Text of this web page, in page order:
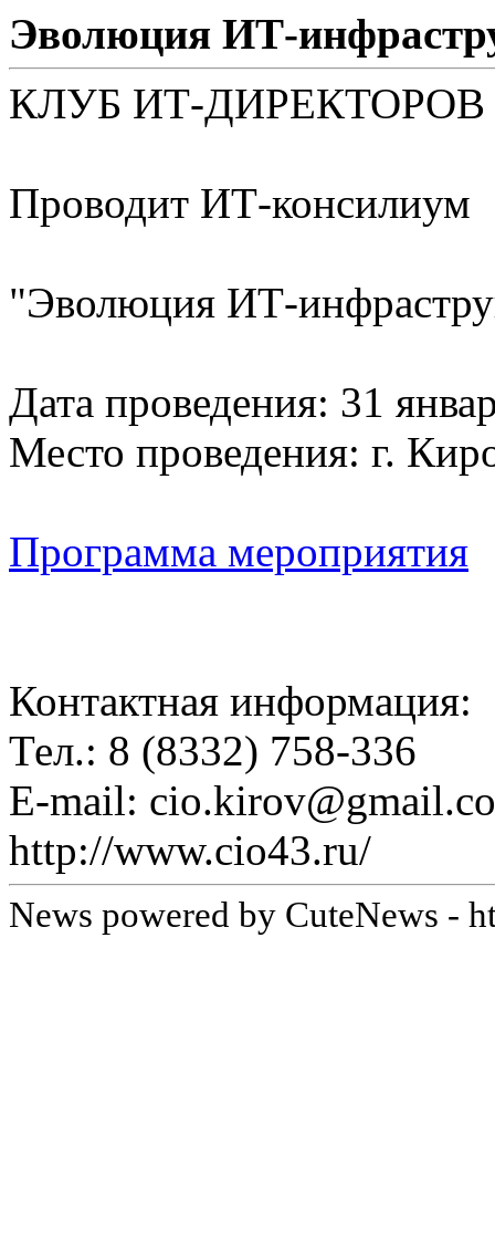
Эволюция ИТ-
КЛУБ ИТ-
Проводит ИТ-консилиум
"Эволюция ИТ-
Дата проведения: 31
Место проведения: г.
Программа мероприятия
Контактная информация:
Тел.: 8 (8332) 758-336
E-mail:
http://www.cio43.ru/
News powered by CuteNews -